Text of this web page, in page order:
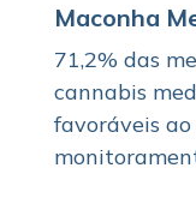
Maconha
71,2% das
cannabis
favoráveis